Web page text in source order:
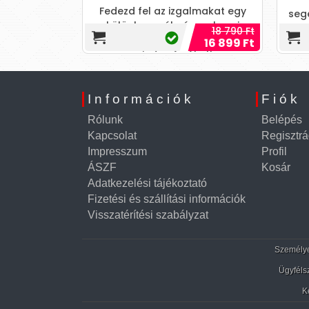
Fedezd fel az izgalmakat egy
különleges élménnyel, ami
kényeztet és táncra perdít
minden érzéket!
18 790 Ft
16 899 Ft
Információk
Rólunk
Kapcsolat
Impresszum
ÁSZF
Adatkezelési tájékoztató
Fizetési és szállítási információk
Visszatérítési szabályzat
Fiók
Belépés
Profil
Kosár